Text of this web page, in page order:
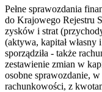
Pełne sprawozdania
do Krajowego Rejestru
zysków i strat
(aktywa, kapitał
sporządziła - także
zestawienie zmian w
osobne sprawozdanie,
rachunkowości, z